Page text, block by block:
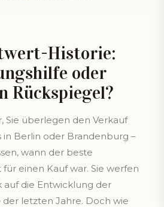
Historie:
oder
Rückspiegel?
Sie überlegen den Verkauf
in Berlin oder Brandenburg –
wann der beste
einen Kauf war. Sie werfen
auf die Entwicklung der
der letzten Jahre. Doch wie